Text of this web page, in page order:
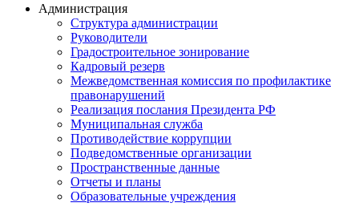
Администрация
Структура администрации
Руководители
Градостроительное зонирование
Кадровый резерв
Межведомственная комиссия по профилактике
правонарушений
Реализация послания Президента РФ
Муниципальная служба
Противодействие коррупции
Подведомственные организации
Пространственные данные
Отчеты и планы
Образовательные учреждения